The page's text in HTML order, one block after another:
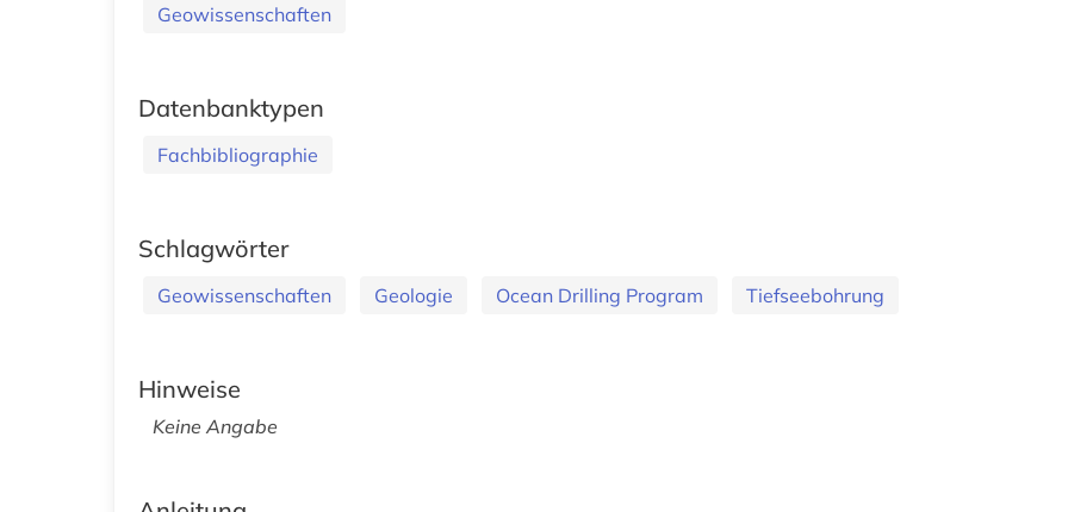
Geowissenschaften
Datenbanktypen
Fachbibliographie
Schlagwörter
Geowissenschaften Geologie Ocean Drilling Program Tiefseebohrung
Hinweise
Keine Angabe